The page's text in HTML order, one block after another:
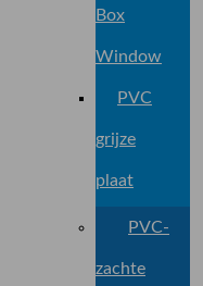
Box
Window
PVC
grijze
plaat
PVC-
zachte